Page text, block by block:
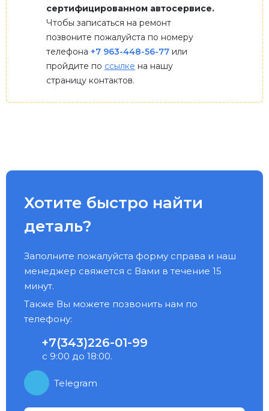
сертифицированном автосервисе.
Чтобы записаться на ремонт
позвоните пожалуйста по номеру
телефона +7 963-448-56-77 или
пройдите по ссылке на нашу
страницу контактов.
Хотите быстро найти
деталь?
Заполните пожалуйста форму справа и наш
менеджер свяжется с Вами в течение 15
минут.
Также Вы можете позвонить нам по
телефону:
+7(343)226-01-99
с 9:00 до 18:00.
Telegram